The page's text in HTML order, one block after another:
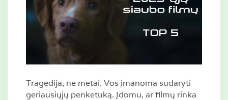
Tragedija, ne metai. Vos įmanoma sudaryti
geriausiųjų penketuką. Įdomu, ar filmų rinka